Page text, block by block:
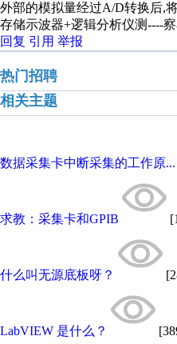
外部的模拟量经过A/D转换后,
存储示波器+逻辑分析仪测----
回复 引用 举报
热门招聘
相关主题
数据采集卡中断采集的工作原...
求教：采集卡和GPIB
什么叫无源底板呀？
LabVIEW 是什么？